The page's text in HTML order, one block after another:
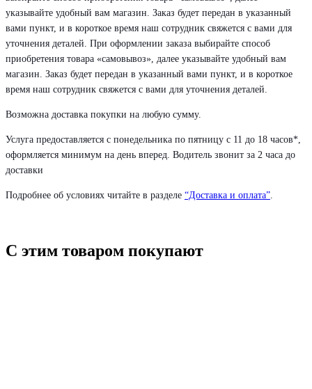
указывайте удобный вам магазин. Заказ будет передан в указанный
вами пункт, и в короткое время наш сотрудник свяжется с вами для
уточнения деталей. При оформлении заказа выбирайте способ
приобретения товара «самовывоз», далее указывайте удобный вам
магазин. Заказ будет передан в указанный вами пункт, и в короткое
время наш сотрудник свяжется с вами для уточнения деталей.
Возможна доставка покупки на любую сумму.
Услуга предоставляется с понедельника по пятницу с 11 до 18 часов*,
оформляется минимум на день вперед. Водитель звонит за 2 часа до
доставки
Подробнее об условиях читайте в разделе “Доставка и оплата”
С этим товаром покупают